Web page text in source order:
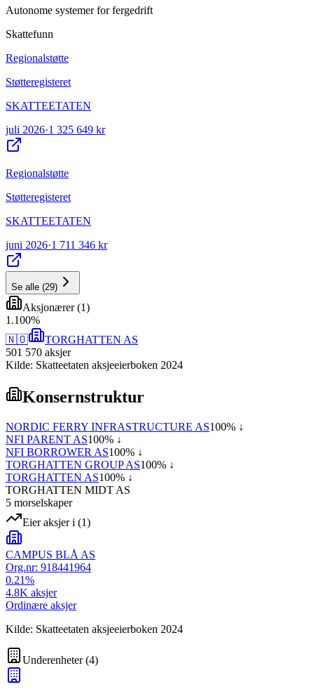
Autonome systemer for fergedrift
Skattefunn
Regionalstøtte
Støtteregisteret
SKATTEETATEN
juli 2026·1 325 649 kr
Regionalstøtte
Støtteregisteret
SKATTEETATEN
juni 2026·1 711 346 kr
Se alle (29)
Aksjonærer(1)
1.100%
🇳🇴
TORGHATTEN AS
501 570 aksjer
Kilde: Skatteetaten aksjeeierboken 2024
Konsernstruktur
NORDIC FERRY INFRASTRUCTURE AS100% ↓
NFI PARENT AS100% ↓
NFI BORROWER AS100% ↓
TORGHATTEN GROUP AS100% ↓
TORGHATTEN AS100% ↓
TORGHATTEN MIDT AS
5 morselskaper
Eier aksjer i (1)
CAMPUS BLÅ AS
Org.nr: 918441964
0.21%
4.8K aksjer
Ordinære aksjer
Kilde: Skatteetaten aksjeeierboken 2024
Underenheter(4)